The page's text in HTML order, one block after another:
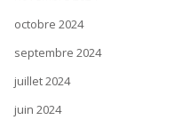
octobre 2024
septembre 2024
juillet 2024
juin 2024